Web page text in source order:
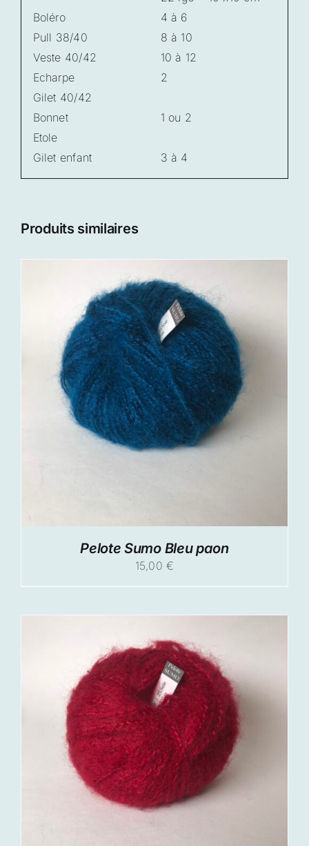
Boléro
4 à 6
Pull 38/40
8 à 10
Veste 40/42
10 à 12
Echarpe
2
Gilet 40/42
Bonnet
1 ou 2
Etole
Gilet enfant
3 à 4
Produits similaires
Pelote Sumo Bleu paon
15,00€